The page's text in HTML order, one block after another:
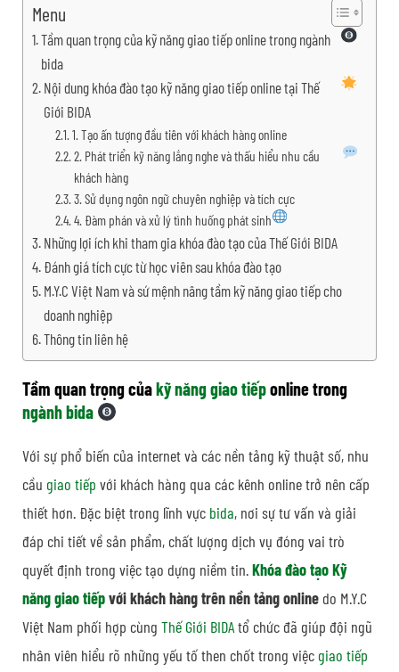
Menu
Tầm quan trọng của kỹ năng giao tiếp online trong ngành
bida
Nội dung khóa đào tạo kỹ năng giao tiếp online tại Thế
Giới BIDA
1. Tạo ấn tượng đầu tiên với khách hàng online
2. Phát triển kỹ năng lắng nghe và thấu hiểu nhu cầu
khách hàng
3. Sử dụng ngôn ngữ chuyên nghiệp và tích cực
4. Đàm phán và xử lý tình huống phát sinh
Những lợi ích khi tham gia khóa đào tạo của Thế Giới BIDA
Đánh giá tích cực từ học viên sau khóa đào tạo
M.Y.C Việt Nam và sứ mệnh nâng tầm kỹ năng giao tiếp cho
doanh nghiệp
Thông tin liên hệ
Tầm quan trọng củakỹ năng giao tiếponline trong
ngành bida
Với sự phổ biến của internet và các nền tảng kỹ thuật số, nhu
cầu giao tiếp với khách hàng qua các kênh online trở nên cấp
thiết hơn. Đặc biệt trong lĩnh vực bida, nơi sự tư vấn và giải
đáp chi tiết về sản phẩm, chất lượng dịch vụ đóng vai trò
quyết định trong việc tạo dựng niềm tin.Khóa đào tạo Kỹ
năng giao tiếpvới khách hàng trên nền tảng onlinedo M.Y.C
Việt Nam phối hợp cùng Thế Giới BIDAtổ chức đã giúp đội ngũ
nhân viên hiểu rõ những yếu tố then chốt trong việcgiao tiếp